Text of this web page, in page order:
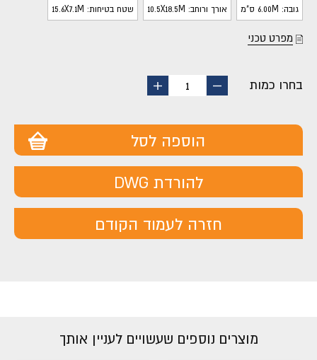
גובה: 6.00M ס"מ אורך ורוחב: 10.5X18.5M שטח בטיחות: 15.6X7.1M
מפרט טכני
בחרו כמות
החסר
1
הוסף
הוספה לסל
להורדת DWG
חזרה לעמוד הקודם
מוצרים נוספים שעשויים לעניין אותך